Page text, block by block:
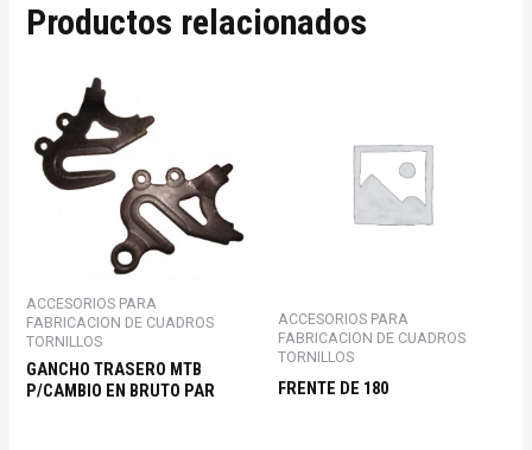
Productos relacionados
ACCESORIOS PARA
FABRICACION DE CUADROS
TORNILLOS
GANCHO TRASERO MTB
P/CAMBIO EN BRUTO PAR
ACCESORIOS PARA
FABRICACION DE CUADROS
TORNILLOS
FRENTE DE 180